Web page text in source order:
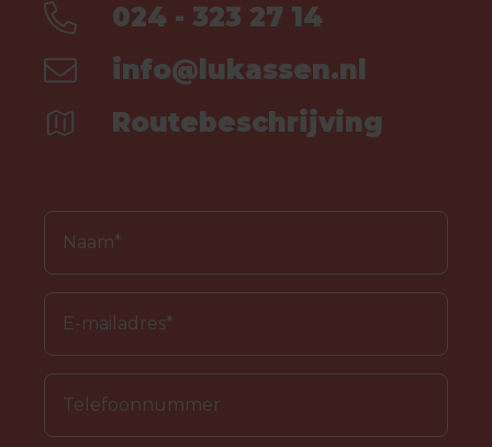
024 - 323 27 14
info@lukassen.nl
Routebeschrijving